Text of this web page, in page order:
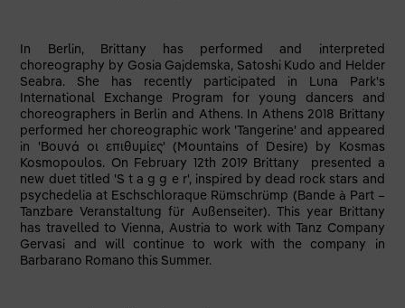
In Berlin, Brittany has performed and interpreted
choreography by Gosia Gajdemska, Satoshi Kudo and Helder
Seabra. She has recently participated in Luna Park's
International Exchange Program for young dancers and
choreographers in Berlin and Athens. In Athens 2018 Brittany
performed her choreographic work 'Tangerine' and appeared
in 'Βουνά οι επιθυμίες' (Mountains of Desire) by Kosmas
Kosmopoulos. On February 12th 2019 Brittany presented a
new duet titled 'S t a g g e r', inspired by dead rock stars and
psychedelia at Eschschloraque Rümschrümp (Bande à Part –
Tanzbare Veranstaltung für Außenseiter). This year Brittany
has travelled to Vienna, Austria to work with Tanz Company
Gervasi and will continue to work with the company in
Barbarano Romano this Summer.